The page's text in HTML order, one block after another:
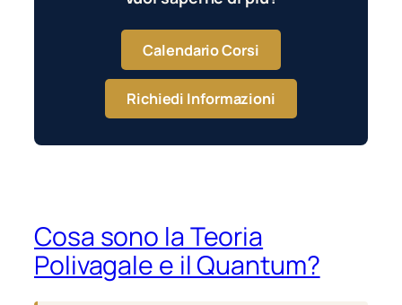
Calendario Corsi
Richiedi Informazioni
Cosa sono la Teoria
Polivagale e il Quantum?